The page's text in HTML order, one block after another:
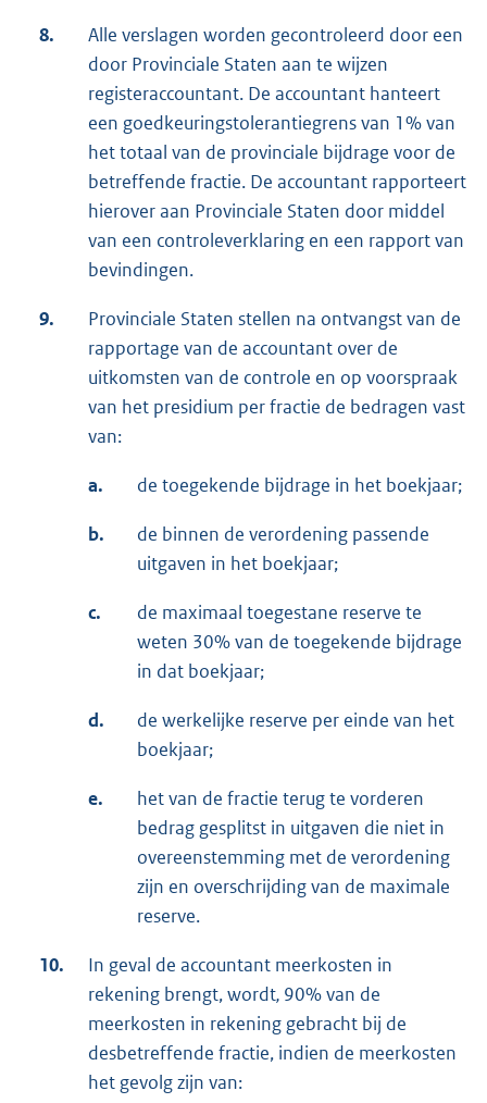
8.
Alle verslagen worden gecontroleerd door een
door Provinciale Staten aan te wijzen
registeraccountant. De accountant hanteert
een goedkeuringstolerantiegrens van 1% van
het totaal van de provinciale bijdrage voor de
betreffende fractie. De accountant rapporteert
hierover aan Provinciale Staten door middel
van een controleverklaring en een rapport van
bevindingen.
9.
Provinciale Staten stellen na ontvangst van de
rapportage van de accountant over de
uitkomsten van de controle en op voorspraak
van het presidium per fractie de bedragen vast
van:
a. de toegekende bijdrage in het boekjaar;
b.
de binnen de verordening passende
uitgaven in het boekjaar;
c.
de maximaal toegestane reserve te
weten 30% van de toegekende bijdrage
in dat boekjaar;
d.
de werkelijke reserve per einde van het
boekjaar;
e.
het van de fractie terug te vorderen
bedrag gesplitst in uitgaven die niet in
overeenstemming met de verordening
zijn en overschrijding van de maximale
reserve.
10.
In geval de accountant meerkosten in
rekening brengt, wordt, 90% van de
meerkosten in rekening gebracht bij de
desbetreffende fractie, indien de meerkosten
het gevolg zijn van: